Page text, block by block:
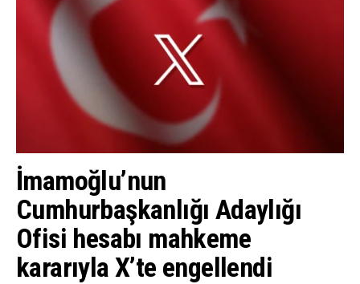
İmamoğlu’nun
Cumhurbaşkanlığı Adaylığı
Ofisi hesabı mahkeme
kararıyla X’te engellendi